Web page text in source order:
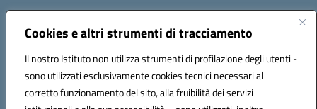
Cookies e altri strumenti di tracciamento
Il nostro Istituto non utilizza strumenti di profilazione degli utenti -
sono utilizzati esclusivamente cookies tecnici necessari al
corretto funzionamento del sito, alla fruibilità dei servizi
Indirizzo:
Centralino:0994722507 Email:TAIC873006@istruzione.it
Codice fiscale: 90279480736
Codice meccanografico:
TAIC873006
Codice unico di fatturazione (CUF): 488XBQ